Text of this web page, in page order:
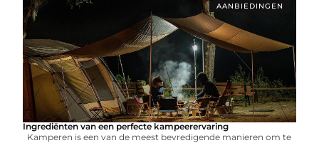
AANBIEDINGEN
Ingrediënten van een perfecte kampeerervaring
Kamperen is een van de meest bevredigende manieren om te